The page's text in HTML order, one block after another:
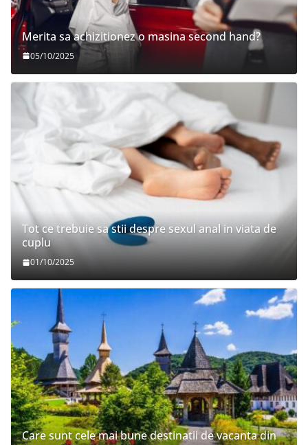
Merita sa achizitionez o masina second hand?
05/10/2025
Tot ce trebuie sa stii despre sexul anal in viata de
cuplu
01/10/2025
Care sunt cele mai bune destinatii de vacanta din